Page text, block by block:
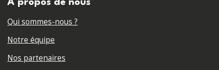
A propos de nous
Qui sommes-nous ?
Notre équipe
Nos partenaires